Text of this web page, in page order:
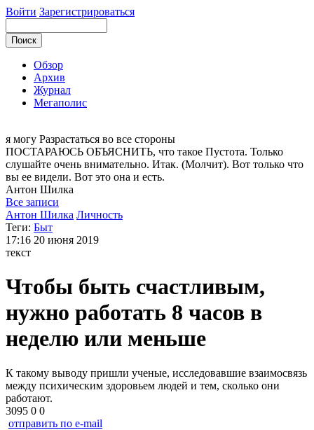
Войти Зарегистрироваться
Обзор
Архив
Журнал
Мегаполис
я могу Разрастаться во все стороны
ПОСТАРАЮСЬ ОБЪЯСНИТЬ, что такое Пустота. Только
слушайте очень внимательно. Итак. (Молчит). Вот только что
вы ее видели. Вот это она и есть.
Антон Шилка
Все записи
Антон Шилка Личность
Теги: Быт
17:16 20 июня 2019
текст
Чтобы быть счастливым,
нужно работать 8 часов в
неделю или меньше
К такому выводу пришли ученые, исследовавшие взаимосвязь
между психическим здоровьем людей и тем, сколько они
работают.
3095 0 0
отправить по e-mail